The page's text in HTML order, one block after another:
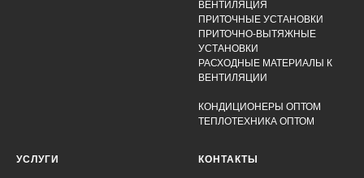
ВЕНТИЛЯЦИЯ
ПРИТОЧНЫЕ УСТАНОВКИ
ПРИТОЧНО-ВЫТЯЖНЫЕ
УСТАНОВКИ
РАСХОДНЫЕ МАТЕРИАЛЫ К
ВЕНТИЛЯЦИИ
КОНДИЦИОНЕРЫ ОПТОМ
ТЕПЛОТЕХНИКА ОПТОМ
УСЛУГИ КОНТАКТЫ